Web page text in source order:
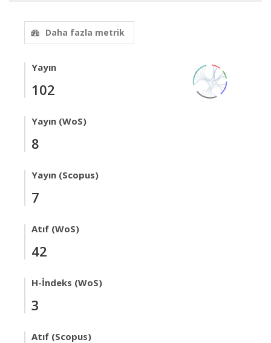
Daha fazla metrik
Yayın
102
Yayın (WoS)
8
Yayın (Scopus)
7
Atıf (WoS)
42
H-İndeks (WoS)
3
Atıf (Scopus)